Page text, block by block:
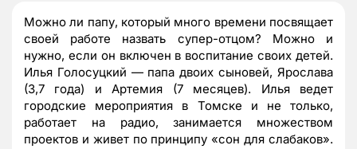
Можно ли папу, который много времени посвящает
своей работе назвать супер-отцом? Можно и
нужно, если он включен в воспитание своих детей.
Илья Голосуцкий — папа двоих сыновей, Ярослава
(3,7 года) и Артемия (7 месяцев). Илья ведет
городские мероприятия в Томске и не только,
работает на радио, занимается множеством
проектов и живет по принципу «сон для слабаков».